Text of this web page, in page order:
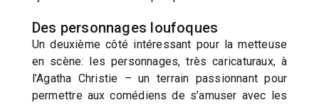
Des personnages loufoques
Un deuxième côté intéressant pour la metteuse
en scène: les personnages, très caricaturaux, à
l’Agatha Christie – un terrain passionnant pour
permettre aux comédiens de s’amuser avec les